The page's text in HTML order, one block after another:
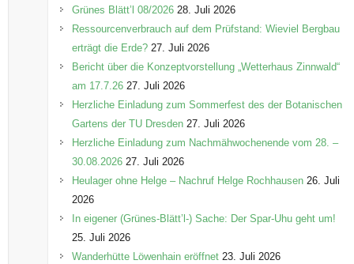
e
n
Grünes Blätt’l 08/2026 28. Juli 2026
Ressourcenverbrauch auf dem Prüfstand: Wieviel Bergbau
erträgt die Erde? 27. Juli 2026
Bericht über die Konzeptvorstellung „Wetterhaus Zinnwald“
am 17.7.26 27. Juli 2026
Herzliche Einladung zum Sommerfest des der Botanischen
Gartens der TU Dresden 27. Juli 2026
Herzliche Einladung zum Nachmähwochenende vom 28. –
30.08.2026 27. Juli 2026
Heulager ohne Helge – Nachruf Helge Rochhausen 26. Juli
2026
In eigener (Grünes-Blätt’l-) Sache: Der Spar-Uhu geht um!
25. Juli 2026
Wanderhütte Löwenhain eröffnet 23. Juli 2026